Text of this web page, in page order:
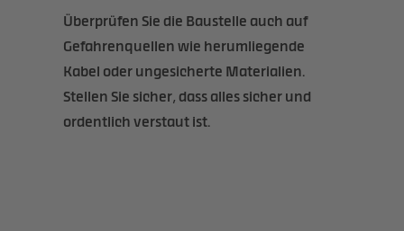
Überprüfen Sie die Baustelle auch auf
Gefahrenquellen wie herumliegende
Kabel oder ungesicherte Materialien.
Stellen Sie sicher, dass alles sicher und
ordentlich verstaut ist.